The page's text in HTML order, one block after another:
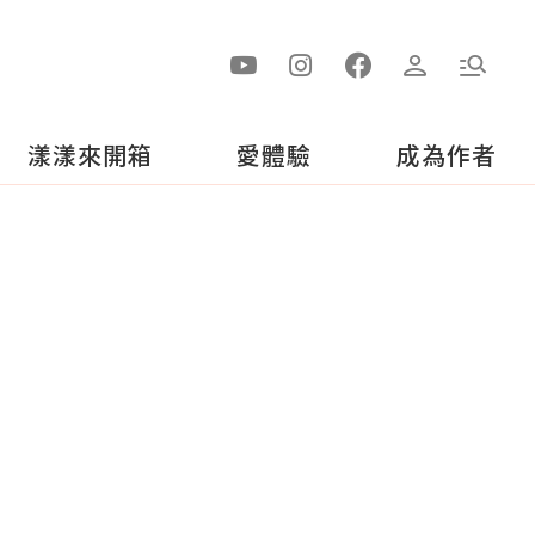
漾漾來開箱 愛體驗 成為作者